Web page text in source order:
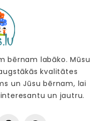
bērnam labāko. Mūsu
kvalitātes
un Jūsu bērnam, lai
un jautru.